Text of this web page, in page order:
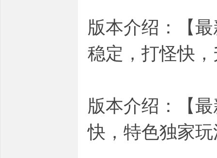
版本介绍：【
稳定，打怪快
版本介绍：【
快，特色独家